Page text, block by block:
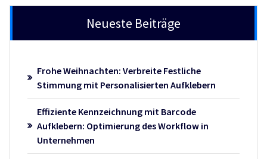
Neueste Beiträge
Frohe Weihnachten: Verbreite Festliche
Stimmung mit Personalisierten Aufklebern
Effiziente Kennzeichnung mit Barcode
Aufklebern: Optimierung des Workflow in
Unternehmen